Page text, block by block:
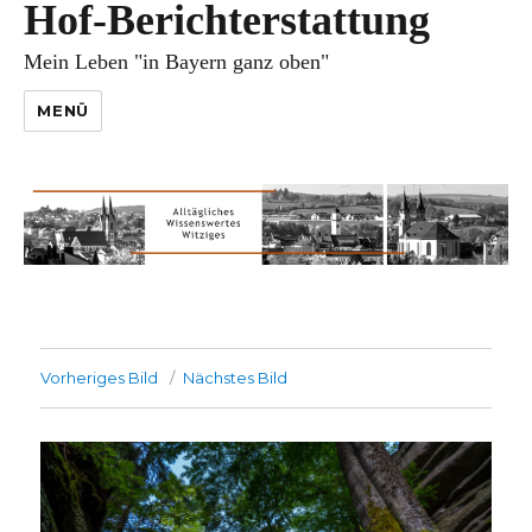
Hof-Berichterstattung
Mein Leben "in Bayern ganz oben"
MENÜ
Vorheriges Bild Nächstes Bild